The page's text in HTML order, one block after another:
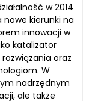
w 2014
nowe kierunki na
innowacji w
katalizator
oraz
W
nadrzędnym
ale także